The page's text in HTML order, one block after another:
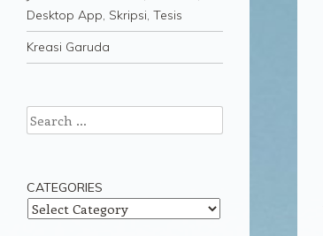
Desktop App, Skripsi, Tesis
Kreasi Garuda
Search
CATEGORIES
Categories